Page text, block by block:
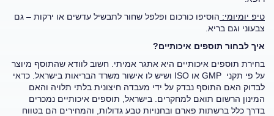
טיפ יומיומי: הוסיפו כורכום ופלפל שחור לתבשיל עדשים או ירקות – גם
צבעוני וגם בריא.
איך לבחור תוספים איכותיים?
בחירת תוספים איכותיים היא אתגר אמיתי. חשוב לוודא שהתוסף מיוצר
על פי תקני GMP או ISO ושיש לו אישור משרד הבריאות בישראל. כדאי
לבדוק האם התוסף נבדק על ידי מעבדה חיצונית בלתי תלויה והאם
המינון הרשום תואם למחקרים. בישראל, תוספים איכותיים נמכרים
בדרך כלל ברשתות פארם ובחנויות טבע גדולות, והמחירים הם בטווח